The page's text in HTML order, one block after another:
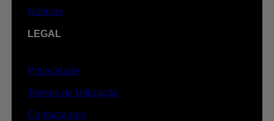
Notícias
LEGAL
Privacidade
Termos de Utilização
Contacta-nos